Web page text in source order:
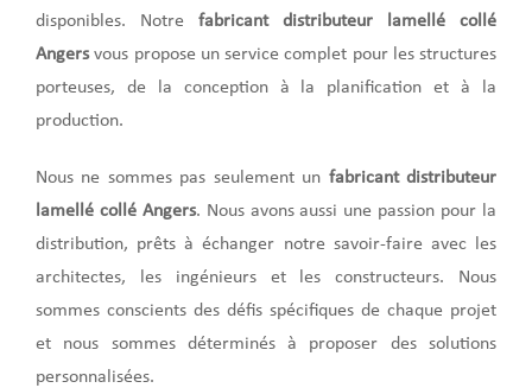
disponibles. Notre fabricant distributeur lamellé collé
Angersvous propose un service complet pour les structures
porteuses, de la conception à la planification et à la
production.
Nous ne sommes pas seulement un fabricant distributeur
lamellé collé Angers. Nous avons aussi une passion pour la
distribution, prêts à échanger notre savoir-faire avec les
architectes, les ingénieurs et les constructeurs. Nous
sommes conscients des défis spécifiques de chaque projet
et nous sommes déterminés à proposer des solutions
personnalisées.